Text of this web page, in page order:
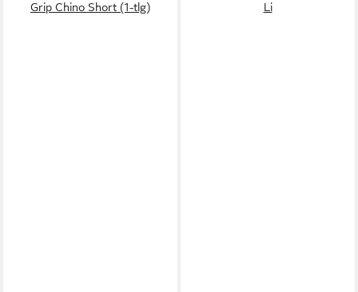
Grip Chino Short (1-tlg)
Li